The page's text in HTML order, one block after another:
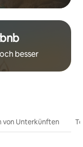
besser
von Unterkünften